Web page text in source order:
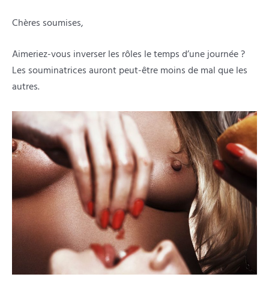
Chères soumises,
Aimeriez-vous inverser les rôles le temps d’une journée ?
Les souminatrices auront peut-être moins de mal que les
autres.